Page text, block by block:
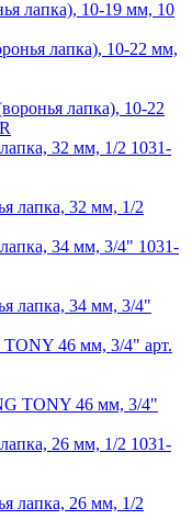
лапка), 10-22 мм,
32 мм, 1/2 1031-
34 мм, 3/4" 1031-
TONY 46 мм, 3/4" арт.
26 мм, 1/2 1031-